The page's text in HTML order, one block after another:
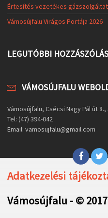
Értesítés vezetékes
Vámosújfalu Virágos Portája 2026
LEGUTÓBBI
VÁMOSÚJFALU
Vámosújfalu, Csécsi Nagy Pál út 8.,
Tel: (47) 394-042
Email: vamosujfalu@gmail.com
Adatkezelési
Vámosújfalu - © 2017